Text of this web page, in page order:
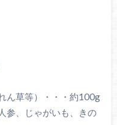
ん草等）・・・約100g
参、じゃがいも、きの